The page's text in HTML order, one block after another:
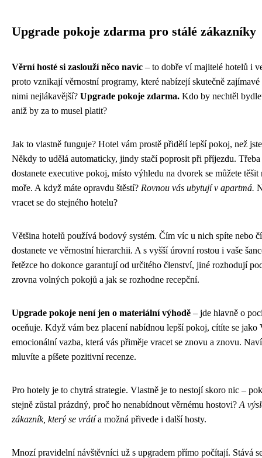
Upgrade pokoje zdarma pro stálé zákazníky
Věrní hosté si zaslouží něco navíc – to dobře ví majitelé hotelů i
proto vznikají věrnostní programy, které nabízejí skutečně
nimi nejlákavější? Upgrade pokoje zdarma. Kdo by nechtěl
aniž by za to musel platit?
Jak to vlastně funguje? Hotel vám prostě přidělí lepší pokoj, než
Někdy to udělá automaticky, jindy stačí poprosit při příjezdu.
dostanete executive pokoj, místo výhledu na dvorek se můžete těšit
moře. A když máte opravdu štěstí? Rovnou vás ubytují v apartmá.
vracet se do stejného hotelu?
Většina hotelů používá bodový systém. Čím víc u nich spíte nebo
dostanete ve věrnostní hierarchii. A s vyšší úrovní rostou i vaše
řetězce ho dokonce garantují od určitého členství, jiné rozhodují
zrovna volných pokojů a jak se rozhodne recepční.
Upgrade pokoje není jen o materiální výhodě – jde hlavně o
oceňuje. Když vám bez placení nabídnou lepší pokoj, cítíte se jako
emocionální vazba, která vás přiměje vracet se znovu a znovu.
mluvíte a píšete pozitivní recenze.
Pro hotely je to chytrá strategie. Vlastně je to nestojí skoro nic –
stejně zůstal prázdný, proč ho nenabídnout věrnému hostovi? A
zákazník, který se vrátía možná přivede i další hosty.
Mnozí pravidelní návštěvníci už s upgradem přímo počítají. Stává